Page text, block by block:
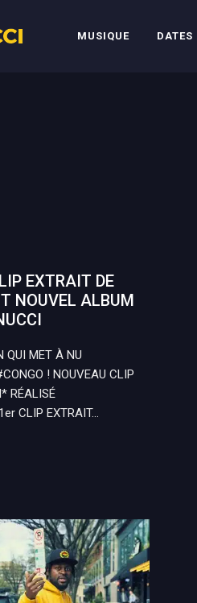
MUSIQUE DATES
EXTRAIT DE
NOUVEL ALBUM
QUI MET À NU
! NOUVEAU CLIP
RÉALISÉ
CLIP EXTRAIT…